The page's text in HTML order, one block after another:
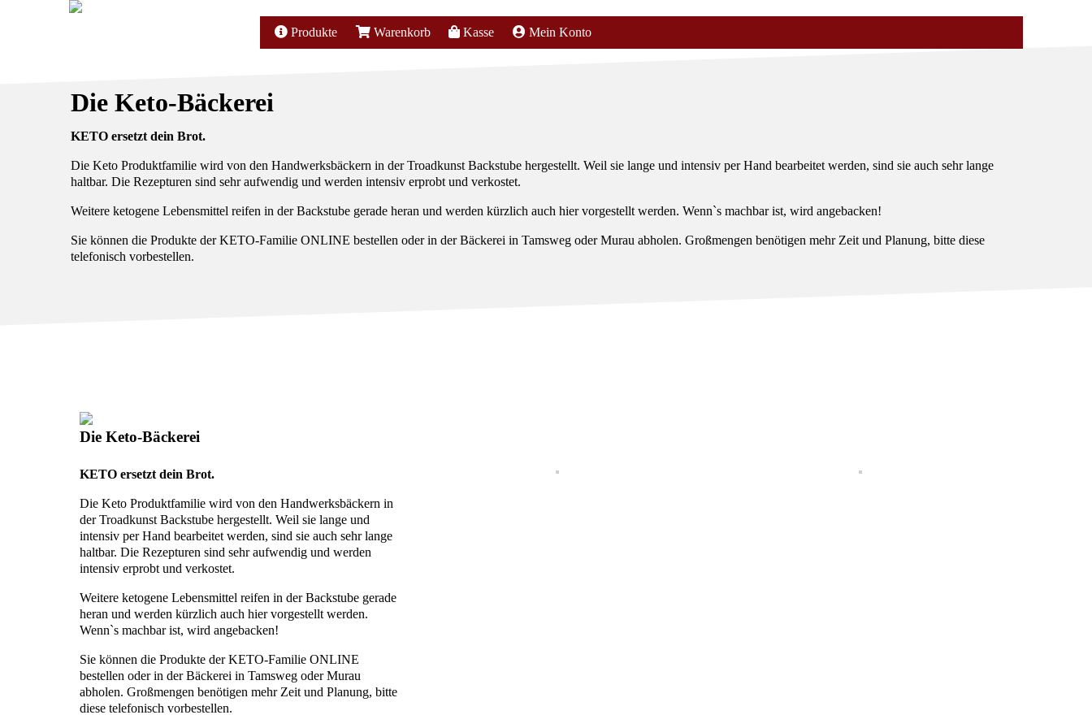
Produkte Warenkorb Kasse Mein Konto
Die Keto-Bäckerei
KETO ersetzt dein Brot.
Die Keto Produktfamilie wird von den Handwerksbäckern in der Troadkunst Backstube hergestellt. Weil sie lange und intensiv per Hand bearbeitet werden, sind sie auch sehr lange
haltbar. Die Rezepturen sind sehr aufwendig und werden intensiv erprobt und verkostet.
Weitere ketogene Lebensmittel reifen in der Backstube gerade heran und werden kürzlich auch hier vorgestellt werden. Wenn`s machbar ist, wird angebacken!
Sie können die Produkte der KETO-Familie ONLINE bestellen oder in der Bäckerei in Tamsweg oder Murau abholen. Großmengen benötigen mehr Zeit und Planung, bitte diese
telefonisch vorbestellen.
Die Keto-Bäckerei
KETO ersetzt dein Brot.
Die Keto Produktfamilie wird von den Handwerksbäckern in
der Troadkunst Backstube hergestellt. Weil sie lange und
intensiv per Hand bearbeitet werden, sind sie auch sehr lange
haltbar. Die Rezepturen sind sehr aufwendig und werden
intensiv erprobt und verkostet.
Weitere ketogene Lebensmittel reifen in der Backstube gerade
heran und werden kürzlich auch hier vorgestellt werden.
Wenn`s machbar ist, wird angebacken!
Sie können die Produkte der KETO-Familie ONLINE
bestellen oder in der Bäckerei in Tamsweg oder Murau
abholen. Großmengen benötigen mehr Zeit und Planung, bitte
diese telefonisch vorbestellen.